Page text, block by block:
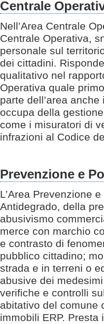
Centrale
Nell’Area Centrale
Centrale Operativa,
personale sul
dei cittadini.
qualitativo nel
Operativa quale
parte dell’area
occupa della
come i misuratori di
infrazioni al Codice
Prevenzione e
L’Area Prevenzione
Antidegrado, della
abusivismo
merce con marchio
e contrasto di
pubblico cittadino;
strada e in terreni o
abusive dei
verifiche e controlli
abitativo del comune
immobili ERP.